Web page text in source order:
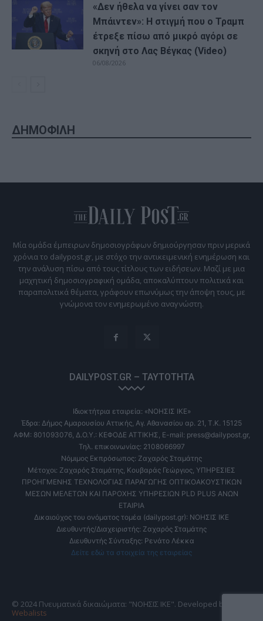
«Δεν ήθελα να γίνει σαν τον
Μπάιντεν»: Η στιγμή που ο Τραμπ
έτρεξε πίσω από μικρό αγόρι σε
σκηνή στο Λας Βέγκας (Video)
06/08/2026
ΔΗΜΟΦΙΛΗ
Μία ομάδα έμπειρων δημοσιογράφων δημιούργησαν πριν μερικά
χρόνια το dailypost.gr, με στόχο την αντικειμενική ενημέρωση και
την ανάλυση πίσω από τους τίτλους των ειδήσεων. Μαζί με μια
μαχητική δημοσιογραφική ομάδα, αποκαλύπτουν πολιτικά και
παραπολιτικά θέματα, γράφουν επωνύμως την άποψη τους, με
γνώμονα τον ενημερωμένο αναγνώστη.
DAILYPOST.GR – ΤΑΥΤΌΤΗΤΑ
Ιδιοκτήτρια εταιρεία: «ΝΟΗΣΙΣ ΙΚΕ»
Έδρα: Δήμος Αμαρουσίου Αττικής, Αγ. Αθανασίου αρ. 21, Τ.Κ. 15125
ΑΦΜ: 801093076, Δ.Ο.Υ.: ΚΕΦΟΔΕ ΑΤΤΙΚΗΣ, E-mail: press@dailypost.gr,
Τηλ. επικοινωνίας: 2108066997
Νόμιμος Εκπρόσωπος: Ζαχαρός Σταμάτης
Μέτοχοι: Ζαχαρός Σταμάτης, Κουβαράς Γεώργιος, ΥΠΗΡΕΣΙΕΣ
ΠΡΟΗΓΜΕΝΗΣ ΤΕΧΝΟΛΟΓΙΑΣ ΠΑΡΑΓΩΓΗΣ ΟΠΤΙΚΟΑΚΟΥΣΤΙΚΩΝ
ΜΕΣΩΝ ΜΕΛΕΤΩΝ ΚΑΙ ΠΑΡΟΧΗΣ ΥΠΗΡΕΣΙΩΝ PLD PLUS ΑΝΩΝ
ΕΤΑΙΡΙΑ
Δικαιούχος του ονόματος τομέα (dailypost.gr): ΝΟΗΣΙΣ ΙΚΕ
Διευθυντής/Διαχειριστής: Ζαχαρός Σταμάτης
Διευθυντής Σύνταξης: Ρενάτο Λέκκα
Δείτε εδώ τα στοιχεία της εταιρείας
© 2024 Πνευματικά δικαιώματα: "ΝΟΗΣΙΣ ΙΚΕ". Developed by
Webalists